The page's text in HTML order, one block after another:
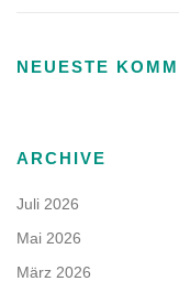
NEUESTE
ARCHIVE
Juli 2026
Mai 2026
März 2026